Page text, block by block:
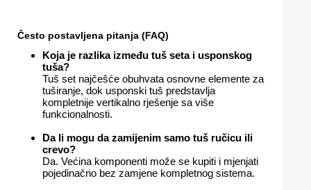
Često postavljena pitanja (FAQ)
Koja je razlika između tuš seta i usponskog
tuša?
Tuš set najčešće obuhvata osnovne elemente za
tuširanje, dok usponski tuš predstavlja
kompletnije vertikalno rješenje sa više
funkcionalnosti.
Da li mogu da zamijenim samo tuš ručicu ili
crevo?
Da. Većina komponenti može se kupiti i mjenjati
pojedinačno bez zamjene kompletnog sistema.